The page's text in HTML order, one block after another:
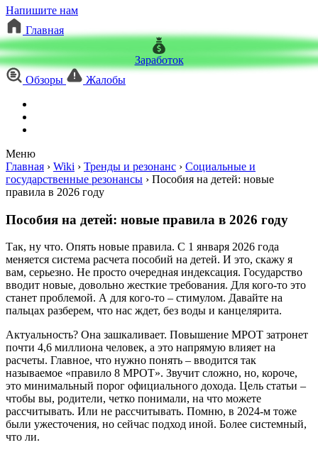
Напишите нам
Главная
Заработок
Обзоры
Жалобы
Меню
Главная › Wiki › Тренды и резонанс › Социальные и
государственные резонансы › Пособия на детей: новые
правила в 2026 году
Пособия на детей: новые правила в 2026 году
Так, ну что. Опять новые правила. С 1 января 2026 года
меняется система расчета пособий на детей. И это, скажу я
вам, серьезно. Не просто очередная индексация. Государство
вводит новые, довольно жесткие требования. Для кого-то это
станет проблемой. А для кого-то – стимулом. Давайте на
пальцах разберем, что нас ждет, без воды и канцелярита.
Актуальность? Она зашкаливает. Повышение МРОТ затронет
почти 4,6 миллиона человек, а это напрямую влияет на
расчеты. Главное, что нужно понять – вводится так
называемое «правило 8 МРОТ». Звучит сложно, но, короче,
это минимальный порог официального дохода. Цель статьи –
чтобы вы, родители, четко понимали, на что можете
рассчитывать. Или не рассчитывать. Помню, в 2024-м тоже
были ужесточения, но сейчас подход иной. Более системный,
что ли.